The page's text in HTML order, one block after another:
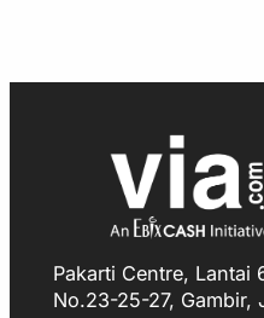
Pakarti Centre, Lantai
No.23-25-27, Gambir,